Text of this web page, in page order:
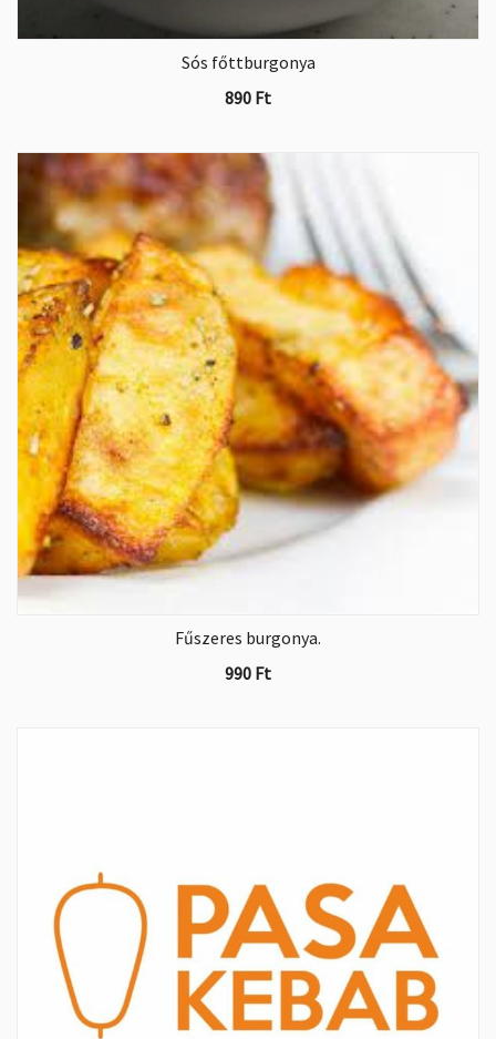
Sós főttburgonya
890 Ft
Fűszeres burgonya.
990 Ft